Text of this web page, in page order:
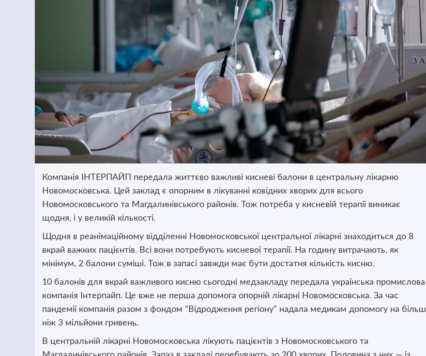
Компанія ІНТЕРПАЙП передала життєво важливі кисневі балони в центральну лікарню
Новомосковська. Цей заклад є опорним в лікуванні ковідних хворих для всього
Новомосковського та Магдалинівського районів. Тож потреба у кисневій терапії виникає
щодня, і у великій кількості.
Щодня в реанімаційному відділенні Новомосковської центральної лікарні знаходиться до 8
вкрай важких пацієнтів. Всі вони потребують кисневої терапії. На годину витрачають, як
мінімум, 2 балони суміші. Тож в запасі завжди має бути достатня кількість кисню.
10 балонів для вкрай важливого кисню сьогодні медзакладу передала українська промислова
компанія Інтерпайп. Це вже не перша допомога опорній лікарні Новомосковська. За час
пандемії компанія разом з фондом “Відродження регіону” надала медикам допомогу на більш
ніж 3 мільйони гривень.
В центральній лікарні Новомосковська лікують пацієнтів з Новомосковського та